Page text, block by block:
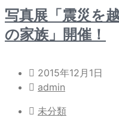
写真展「震災を
の家族」開催！
2015年12月1日
admin
未分類